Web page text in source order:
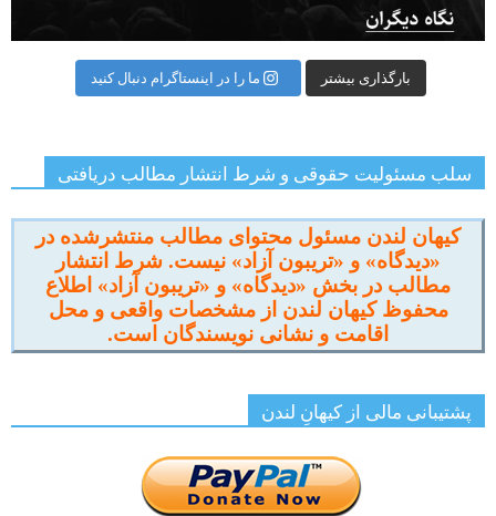
بارگذاری بیشتر ما را در اینستاگرام دنبال کنید
سلب مسئولیت حقوقی و شرط انتشار مطالب دریافتی
کیهان لندن مسئول محتوای مطالب منتشرشده در
«دیدگاه» و «تریبون آزاد» نیست. شرط انتشار
مطالب در بخش «دیدگاه» و «تریبون آزاد» اطلاع
محفوظ کیهان لندن از مشخصات واقعی و محل
اقامت و نشانی نویسندگان است.
پشتیبانی مالی از کیهانِ لندن